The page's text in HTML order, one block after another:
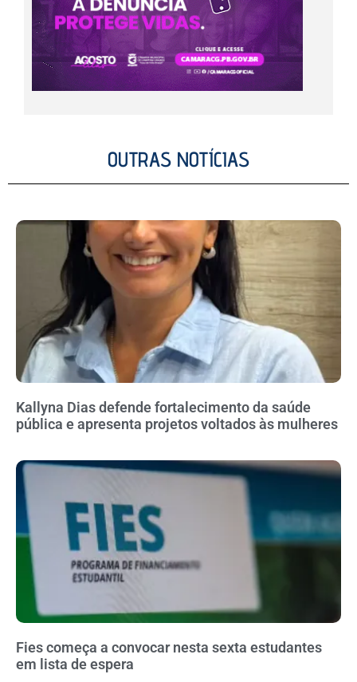
OUTRAS NOTÍCIAS
Kallyna Dias defende fortalecimento da saúde
pública e apresenta projetos voltados às mulheres
Fies começa a convocar nesta sexta estudantes
em lista de espera